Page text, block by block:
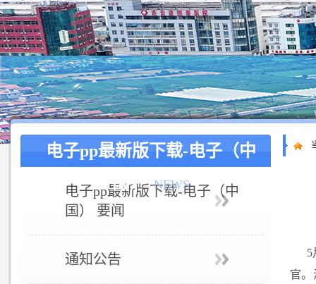
电子pp最新版下载-电子（中
国） NEWS
电子pp最新版下载-电子（中
国） 要闻
通知公告
5
官。